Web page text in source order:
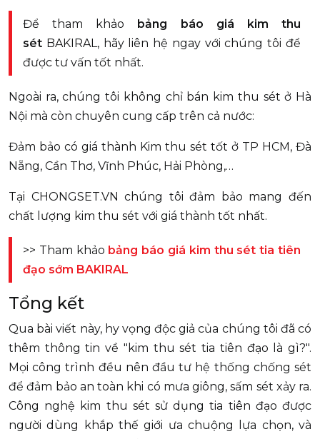
Để tham khảo bảng báo giá kim thu
sét BAKIRAL, hãy liên hệ ngay với chúng tôi để
được tư vấn tốt nhất.
Ngoài ra, chúng tôi không chỉ bán kim thu sét ở Hà
Nội mà còn chuyên cung cấp trên cả nước:
Đảm bảo có giá thành Kim thu sét tốt ở TP HCM, Đà
Nẵng, Cần Thơ, Vĩnh Phúc, Hải Phòng,…
Tại CHONGSET.VN chúng tôi đảm bảo mang đến
chất lượng kim thu sét với giá thành tốt nhất.
>> Tham khảo bảng báo giá kim thu sét tia tiên
đạo sớm BAKIRAL
Tổng kết
Qua bài viết này, hy vọng độc giả của chúng tôi đã có
thêm thông tin về "kim thu sét tia tiên đạo là gì?".
Mọi công trình đều nên đầu tư hệ thống chống sét
để đảm bảo an toàn khi có mưa giông, sấm sét xảy ra.
Công nghệ kim thu sét sử dụng tia tiên đạo được
người dùng khắp thế giới ưa chuộng lựa chọn, và